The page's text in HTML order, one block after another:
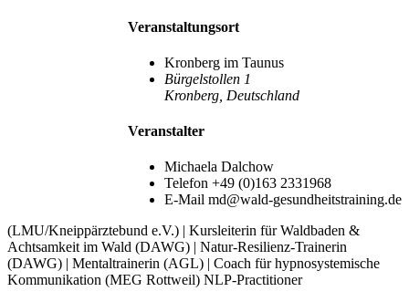
Veranstaltungsort
Kronberg im Taunus
Bürgelstollen 1
Kronberg Deutschland
Veranstalter
Michaela Dalchow
Telefon +49 (0)163 2331968
E-Mail md@wald-gesundheitstraining.de
(LMU/Kneippärztebund e.V.) | Kursleiterin für Waldbaden &
Achtsamkeit im Wald (DAWG) | Natur-Resilienz-Trainerin
(DAWG) | Mentaltrainerin (AGL) | Coach für hypnosystemische
Kommunikation (MEG Rottweil) NLP-Practitioner